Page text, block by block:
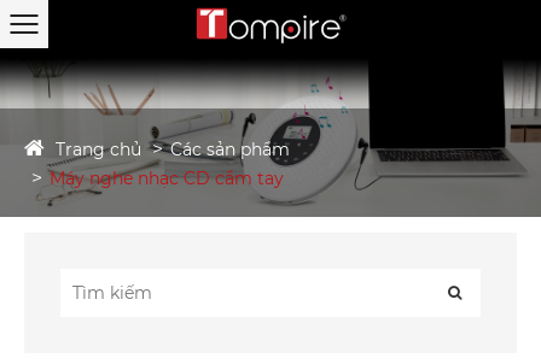
Trang chủ
Các sản phẩm
Máy nghe nhạc CD cầm tay